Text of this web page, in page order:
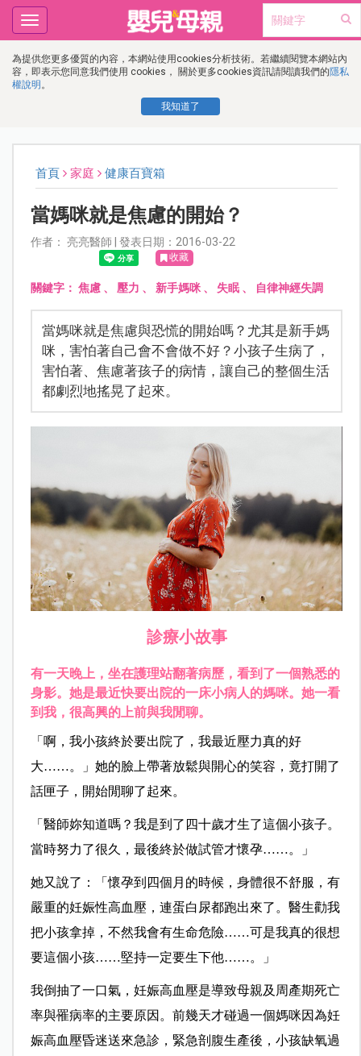
為提供您更多優質的內容，本網站使用cookies分析技術。若繼續閱覽本網站內
容，即表示您同意我們使用 cookies， 關於更多cookies資訊請閱讀我們的隱私
權說明 。
我知道了
Toggle
navigation
首頁 家庭 健康百寶箱
當媽咪就是焦慮的開始？
作者： 亮亮醫師 | 發表日期：2016-03-22
收藏
關鍵字： 焦慮、 壓力 、 新手媽咪、 失眠、 自律神經失調
當媽咪就是焦慮與恐慌的開始嗎？尤其是新手媽
咪，害怕著自己會不會做不好？小孩子生病了，
害怕著、焦慮著孩子的病情，讓自己的整個生活
都劇烈地搖晃了起來。
診療小故事
有一天晚上，坐在護理站翻著病歷，看到了一個熟悉的
身影。她是最近快要出院的一床小病人的媽咪。她一看
到我，很高興的上前與我閒聊。
「啊，我小孩終於要出院了，我最近壓力真的好
大……。」她的臉上帶著放鬆與開心的笑容，竟打開了
話匣子，開始閒聊了起來。
「醫師妳知道嗎？我是到了四十歲才生了這個小孩子。
當時努力了很久，最後終於做試管才懷孕……。」
她又說了：「懷孕到四個月的時候，身體很不舒服，有
嚴重的妊娠性高血壓，連蛋白尿都跑出來了。醫生勸我
把小孩拿掉，不然我會有生命危險……可是我真的很想
要這個小孩……堅持一定要生下他……。」
我倒抽了一口氣，妊娠高血壓是導致母親及周產期死亡
率與罹病率的主要原因。前幾天才碰過一個媽咪因為妊
娠高血壓昏迷送來急診，緊急剖腹生產後，小孩缺氧過